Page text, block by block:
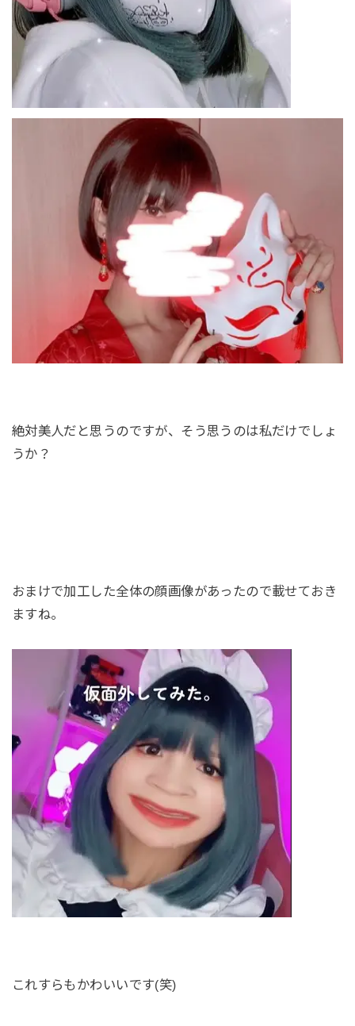
絶対美人だと思うのですが、そう思うのは私だけでしょ
うか？
おまけで加工した全体の顔画像があったので載せておき
ますね。
これすらもかわいいです(笑)